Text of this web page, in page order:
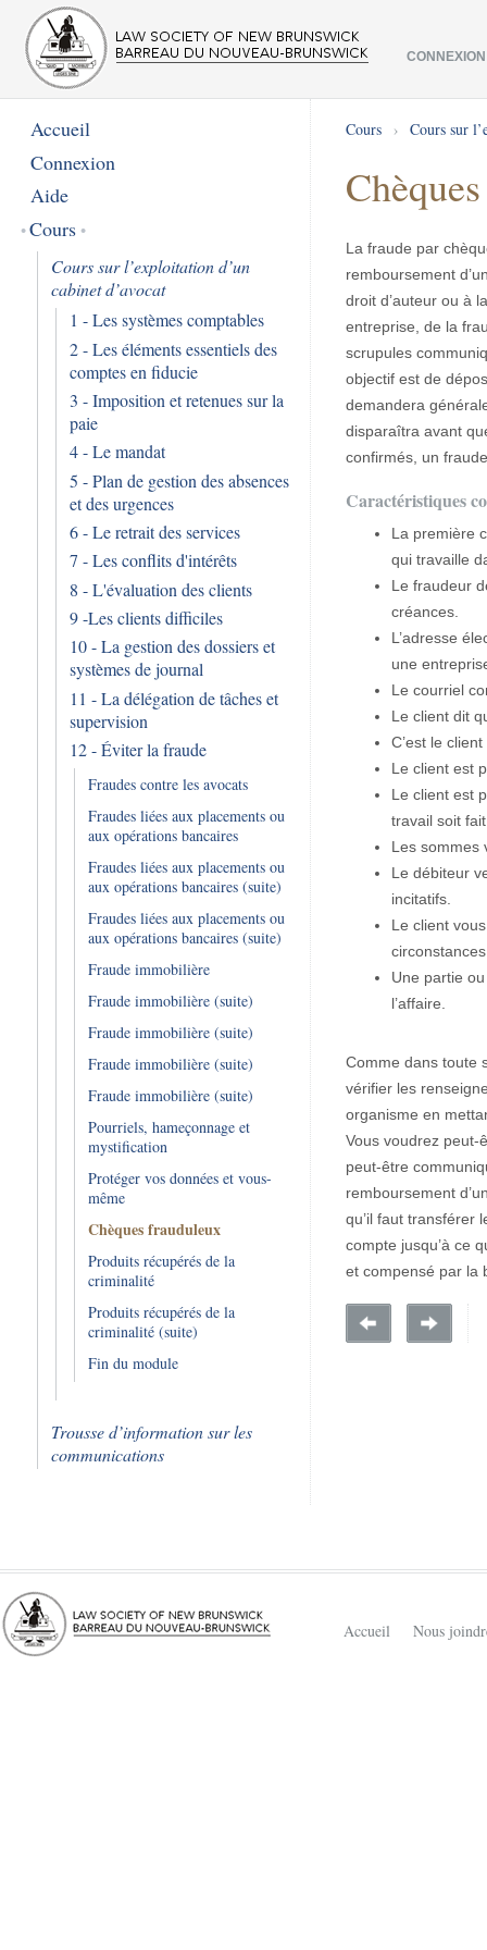
CONNEXION
Accueil
Connexion
Aide
Cours
Cours sur l’exploitation d’un
cabinet d’avocat
1 - Les systèmes comptables
2 - Les éléments essentiels des
comptes en fiducie
3 - Imposition et retenues sur la
paie
4 - Le mandat
5 - Plan de gestion des absences
et des urgences
6 - Le retrait des services
7 - Les conflits d'intérêts
8 - L'évaluation des clients
9 -Les clients difficiles
10 - La gestion des dossiers et
systèmes de journal
11 - La délégation de tâches et
supervision
12 - Éviter la fraude
Fraudes contre les avocats
Fraudes liées aux placements ou
aux opérations bancaires
Fraudes liées aux placements ou
aux opérations bancaires (suite)
Fraudes liées aux placements ou
aux opérations bancaires (suite)
Fraude immobilière
Fraude immobilière (suite)
Fraude immobilière (suite)
Fraude immobilière (suite)
Fraude immobilière (suite)
Pourriels, hameçonnage et
mystification
Protéger vos données et vous-
même
Chèques frauduleux
Produits récupérés de la
criminalité
Produits récupérés de la
criminalité (suite)
Fin du module
Trousse d’information sur les
communications
Cours › Cours sur
La fraude par
remboursement
droit d’auteur ou à
entreprise, de la
scrupules
objectif est de
demandera
disparaîtra avant
confirmés, un
Caractéristiques
La première
qui travaille
Le fraudeur
créances.
L’adresse
une
Le courriel
Le client dit
C’est le
Le client est
Le client est
travail soit
Les sommes
Le débiteur
incitatifs.
Le client
Une partie
l’affaire.
Comme dans toute
vérifier les
organisme en
Vous voudrez peut-
peut-être
remboursement
qu’il faut transférer
compte jusqu’à ce
et compensé par la
Accueil Nous